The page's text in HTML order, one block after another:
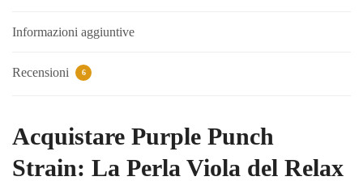
Informazioni aggiuntive
Recensioni 6
Acquistare Purple Punch
Strain: La Perla Viola del Relax